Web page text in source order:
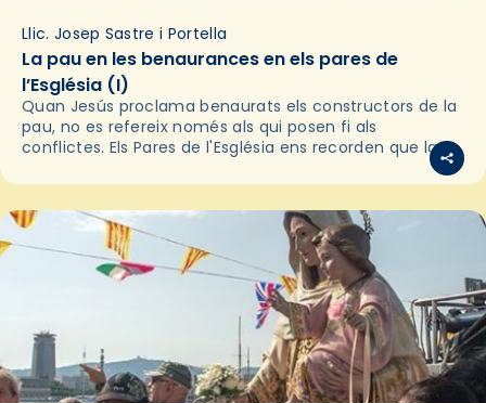
Llic. Josep Sastre i Portella
La pau en les benaurances en els pares de
l’Església (I)
Quan Jesús proclama benaurats els constructors de la
pau, no es refereix només als qui posen fi als
conflictes. Els Pares de l'Església ens recorden que la